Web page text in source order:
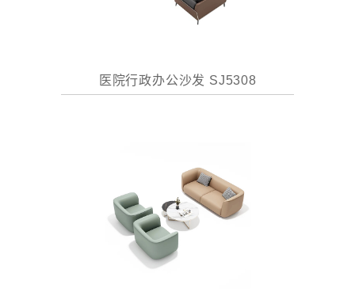
医院行政办公沙发 SJ5308